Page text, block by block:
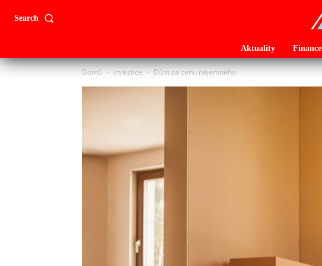
Search
Aktuality Finance
Domů Investice Dům za cenu nájemného